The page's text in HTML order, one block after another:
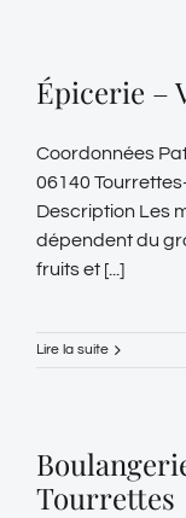
Épicerie –
Coordonnées
06140
Description Les
dépendent du
fruits et [...]
Lire la suite
Tourrettes